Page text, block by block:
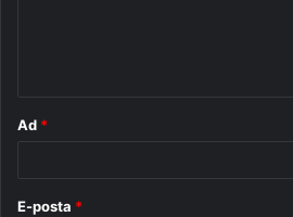
Ad *
E-posta *